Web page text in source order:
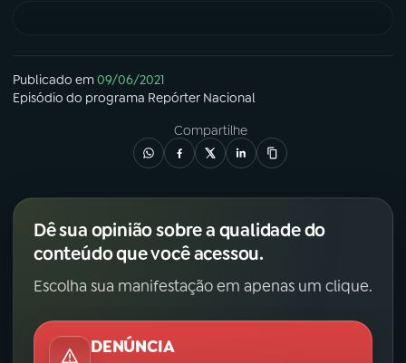
05PODCASTS
VIDEOCASTS
07ÚLTIMAS
08 FESTIVAL DE MÚSICA
ACOMPANHE A RÁDIO NACIONAL
Publicado em09/06/2021
Episódio do programa Repórter Nacional
Compartilhe
Dê sua opinião sobre a qualidade do
conteúdo que você acessou.
Escolha sua manifestação em apenas um clique.
DENÚNCIA